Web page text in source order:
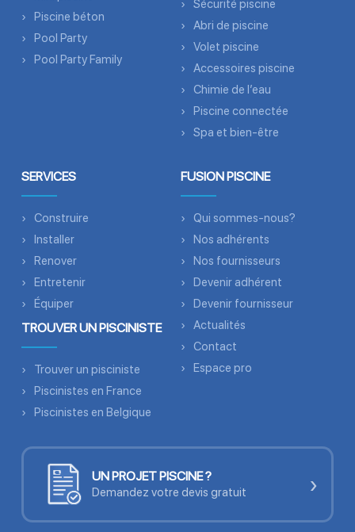
Piscine béton
Pool Party
Pool Party Family
Sécurité piscine
Abri de piscine
Volet piscine
Accessoires piscine
Chimie de l’eau
Piscine connectée
Spa et bien-être
SERVICES
Construire
Installer
Renover
Entretenir
Équiper
TROUVER UN PISCINISTE
Trouver un pisciniste
Piscinistes en France
Piscinistes en Belgique
FUSION PISCINE
Qui sommes-nous?
Nos adhérents
Nos fournisseurs
Devenir adhérent
Devenir fournisseur
Actualités
Contact
Espace pro
UN PROJET PISCINE ?
Demandez votre devis gratuit ›